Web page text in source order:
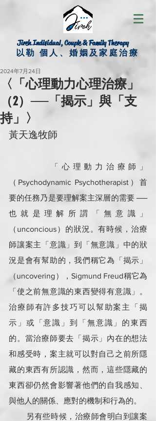
Jireh Individual, Couple & Family Therapy
以勒 個人、婚姻及家庭治療
〈「心理動力心理治療」
（2）──「揭示」與「支
持」〉
2024年7月24日
黃天逸牧師
「心理動力治療師」
（Psychodynamic Psychotherapist）首
要的任務乃是要理解案主深層的需要 ──
也就是理解所謂「無意識」
（unconcious）的狀況。有時候，治療
師讓案主「意識」到「無意識」中的狀
況是會有幫助的，我們稱它為「揭示」
（uncovering），Sigmund Freud稱它為
「使之前無意識的東西變得有意識」。
治療師有許多技巧可以幫助案主「揭
示」或「意識」到「無意識」的東西
的。當治療師要去「揭示」內在的想法
和感受時，案主就可以對自己之前所隱
藏的東西有所認識，然而，這些隱藏的
東西卻仍然會影響著他們的自我感知、
與他人的關係、應對的機制和行為的。
另有些時候，治療師會明白到讓案